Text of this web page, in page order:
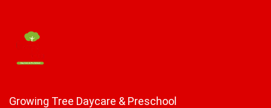
Growing Tree Daycare & Preschool